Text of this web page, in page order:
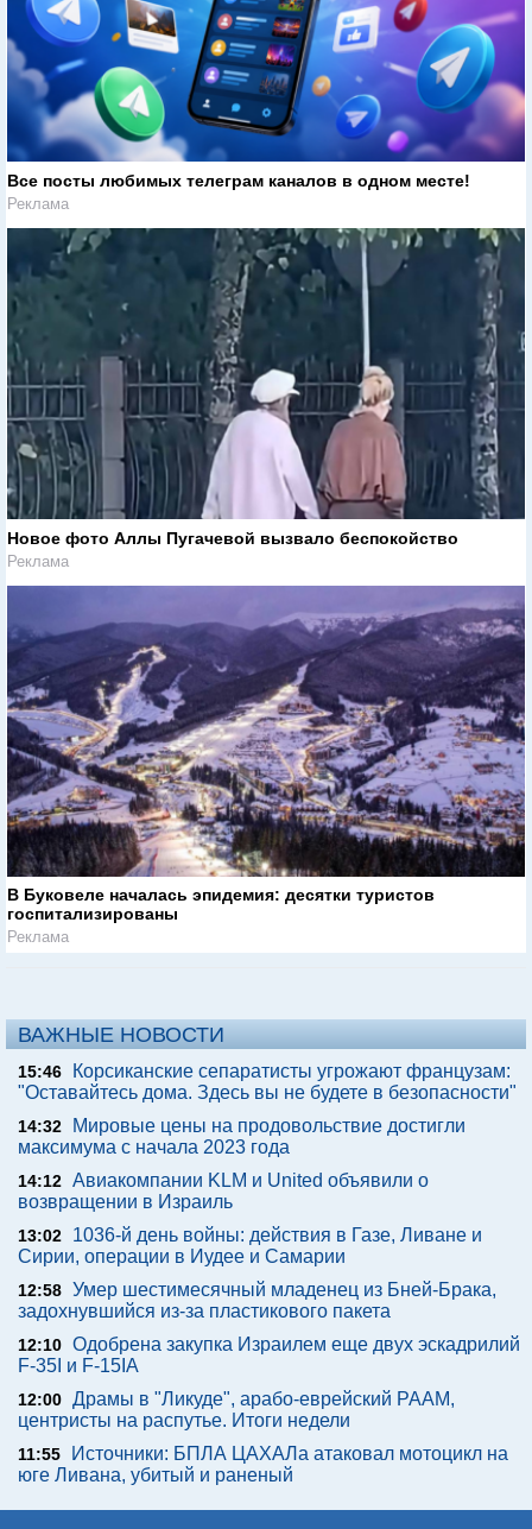
Все посты любимых телеграм каналов в одном месте!
Реклама
Новое фото Аллы Пугачевой вызвало беспокойство
Реклама
В Буковеле началась эпидемия: десятки туристов
госпитализированы
Реклама
ВАЖНЫЕ НОВОСТИ
15:46
Корсиканские сепаратисты угрожают французам:
"Оставайтесь дома. Здесь вы не будете в безопасности"
14:32
Мировые цены на продовольствие достигли
максимума с начала 2023 года
14:12 Авиакомпании KLM и United объявили о
возвращении в Израиль
13:02
1036-й день войны: действия в Газе, Ливане и
Сирии, операции в Иудее и Самарии
12:58 Умер шестимесячный младенец из Бней-Брака,
задохнувшийся из-за пластикового пакета
12:10 Одобрена закупка Израилем еще двух эскадрилий
F-35I и F-15IA
12:00 Драмы в "Ликуде", арабо-еврейский РААМ,
центристы на распутье. Итоги недели
11:55
Источники: БПЛА ЦАХАЛа атаковал мотоцикл на
юге Ливана, убитый и раненый